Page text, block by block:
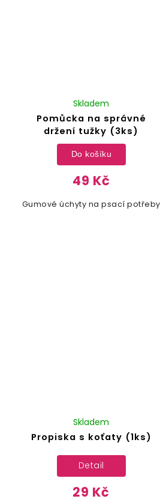
Pomůcka na správné
držení tužky (3ks)
Skladem
49 Kč
Do košíku
Gumové úchyty na psací potřeby
Propiska s koťaty (1ks)
Skladem
29 Kč
Detail